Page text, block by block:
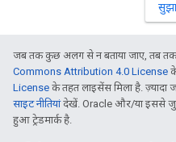
जब तक कुछ अलग से न बताया जाए, तब तक
Commons Attribution 4.0 License
License के तहत लाइसेंस मिला है. ज़्यादा
साइट नीतियांदेखें. Oracle और/या इससे
हुआ ट्रेडमार्क है.